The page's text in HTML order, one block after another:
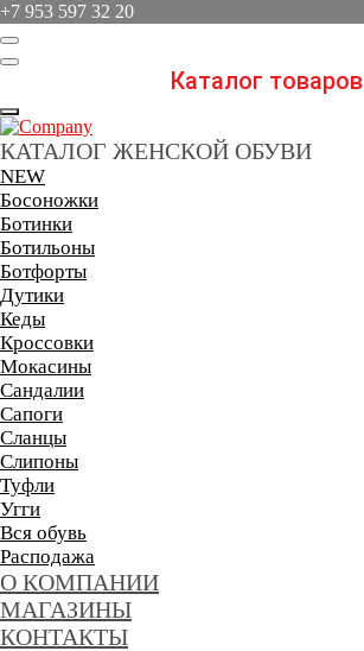
+7 953 597 32 20ᅠ ᅠᅠᅠᅠ
Каталог товаров
КАТАЛОГ ЖЕНСКОЙ ОБУВИ
NEW
Босоножки
Ботинки
Ботильоны
Ботфорты
Дутики
Кеды
Кроссовки
Мокасины
Сандалии
Сапоги
Сланцы
Слипоны
Туфли
Угги
Вся обувь
Расподажа
О КОМПАНИИ
МАГАЗИНЫ
КОНТАКТЫ